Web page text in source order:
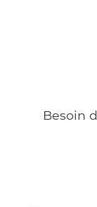
Besoin